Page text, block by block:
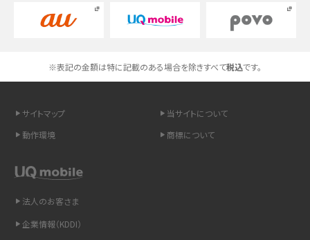
スマホのネット通信速度が遅い原因は？すぐできる対処法や見直すポイントを解
スマホや携帯端末の通信速度制限とは？回避のコツや解除のタイミング・方法
を解説
LINEの引き継ぎ方法は？対象データや事前準備・条件・注意点などを解説
非通知設定とは？184で電話をかける方法やiPhone・Androidの設定を解説
※表記の金額は特に記載のある場合を除きすべて税込です。
サイトマップ
当サイトについて
動作環境
商標について
法人のお客さま
企業情報（KDDI）